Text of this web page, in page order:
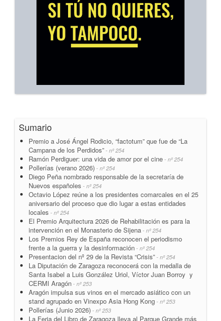
Sumario
Premio a José Ángel Rodicio, “factotum” que fue de “La
Campana de los Perdidos” - nº 254
Ramón Perdiguer: una vida de amor por el cine - nº 254
Pollerías (verano 2026) - nº 254
Diego Peña nombrado responsable de la secretaría de
Nuevos españoles - nº 254
Octavio López reúne a los presidentes comarcales en el 25
aniversario del proceso que dio lugar a estas entidades
locales - nº 254
El Premio Arquitectura 2026 de Rehabilitación es para la
intervención en el Monasterio de Sijena - nº 254
Los Premios Rey de España reconocen el periodismo
frente a la guerra y la desinformación - nº 254
Presentacion del nº 29 de la Revista “Crisis” - nº 254
La Diputación de Zaragoza reconocerá con la medalla de
Santa Isabel a Luis González Uriol, Víctor Juan Borroy y
CERMI Aragón - nº 253
Aragón impulsa sus vinos en el mercado asiático con un
stand agrupado en Vinexpo Asia Hong Kong - nº 253
Pollerías (Junio 2026) - nº 253
La Feria del Libro de Zaragoza lleva al Parque Grande más